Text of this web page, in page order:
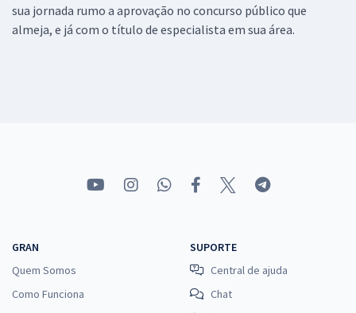
sua jornada rumo a aprovação no concurso público que
almeja, e já com o título de especialista em sua área.
GRAN
Quem Somos
Como Funciona
SUPORTE
Central de ajuda
Chat